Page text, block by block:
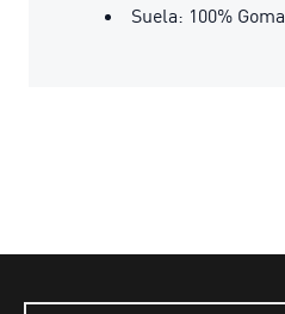
Suela: 100% Goma